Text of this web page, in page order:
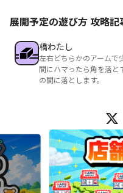
展開予定の遊び方 攻略記
橋わたし
左右どちらかのアームで
間にハマったら角を落と
の間に落とします。